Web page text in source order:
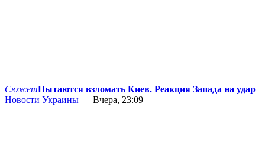
СюжетПытаются взломать Киев. Реакция Запада на удар
Новости Украины — Вчера, 23:09